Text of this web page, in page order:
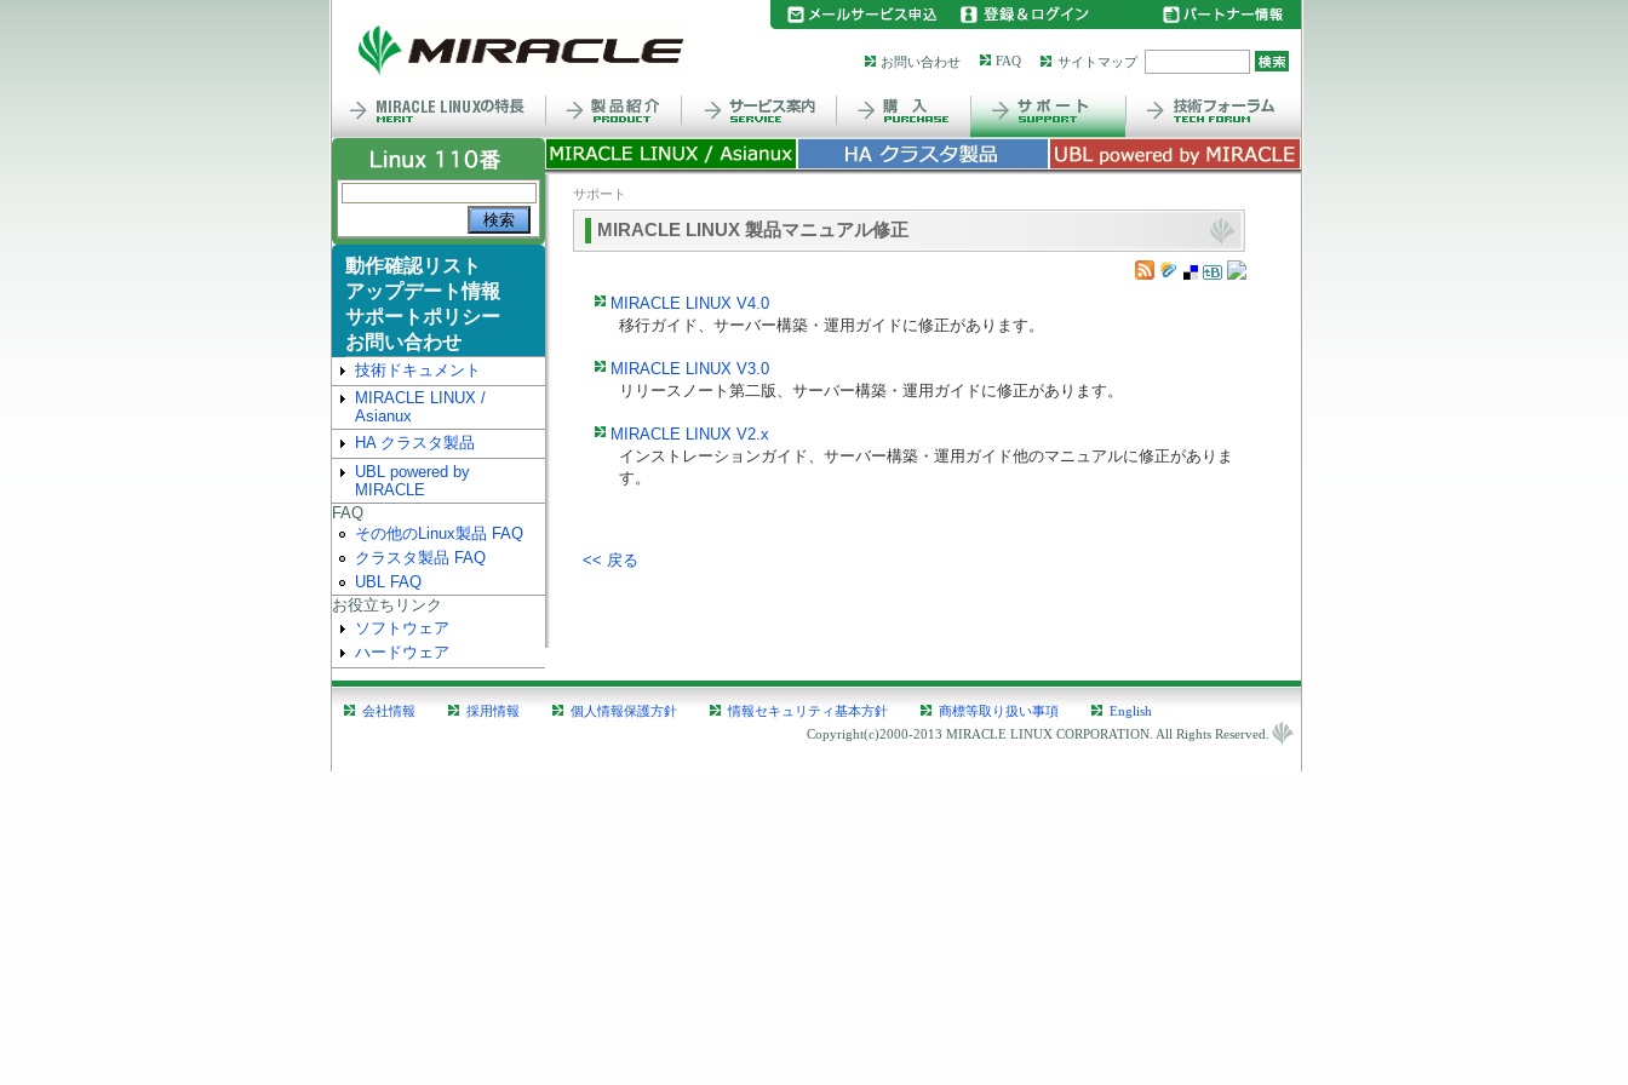
お問い合わせ FAQ サイトマップ
動作確認リスト
アップデート情報
サポートポリシー
お問い合わせ
技術ドキュメント
MIRACLE LINUX /
Asianux
HA クラスタ製品
UBL powered by
MIRACLE
FAQ
その他のLinux製品 FAQ
クラスタ製品 FAQ
UBL FAQ
お役立ちリンク
ソフトウェア
ハードウェア
サポート
MIRACLE LINUX 製品マニュアル修正
MIRACLE LINUX V4.0
移行ガイド、サーバー構築・運用ガイドに修正があります。
MIRACLE LINUX V3.0
リリースノート第二版、サーバー構築・運用ガイドに修正があります。
MIRACLE LINUX V2.x
インストレーションガイド、サーバー構築・運用ガイド他のマニュアルに修正がありま
す。
<< 戻る
会社情報 採用情報 個人情報保護方針 情報セキュリティ基本方針 商標等取り扱い事項
English
Copyright(c)2000-2013 MIRACLE LINUX CORPORATION. All Rights Reserved.